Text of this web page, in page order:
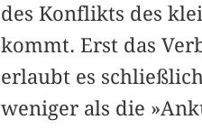
des Konflikts des
kommt. Erst das
erlaubt es
weniger als die